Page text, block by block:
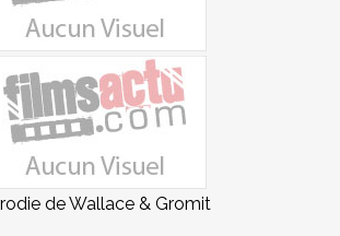
de Wallace & Gromit